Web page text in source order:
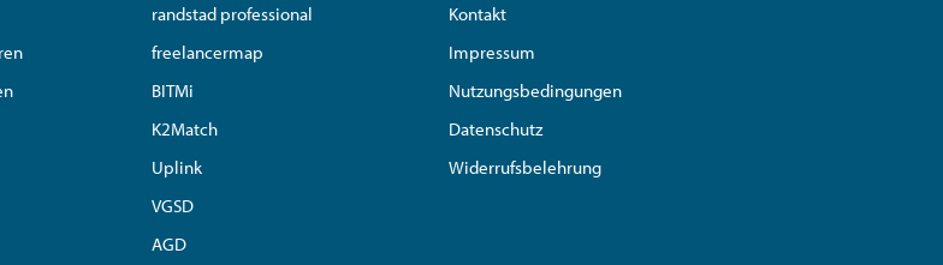
randstad professional
freelancermap
BITMi
K2Match
Uplink
VGSD
AGD
Kontakt
Impressum
Nutzungsbedingungen
Datenschutz
Widerrufsbelehrung